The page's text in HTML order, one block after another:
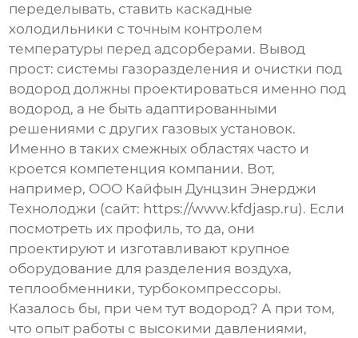
переделывать, ставить каскадные
холодильники с точным контролем
температуры перед адсорберами. Вывод
прост: системы газоразделения и очистки под
водород должны проектироваться именно под
водород, а не быть адаптированными
решениями с других газовых установок.
Именно в таких смежных областях часто и
кроется компетенция компании. Вот,
например, ООО Кайфын Дунцзин Энерджи
Технолоджи (сайт: https://www.kfdjasp.ru). Если
посмотреть их профиль, то да, они
проектируют и изготавливают крупное
оборудование для разделения воздуха,
теплообменники, турбокомпрессоры.
Казалось бы, при чем тут водород? А при том,
что опыт работы с высокими давлениями,